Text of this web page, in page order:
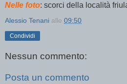
Nelle foto: scorci della località
Alessio Tenani alle 09:50
Condividi
Nessun commento:
Posta un commento